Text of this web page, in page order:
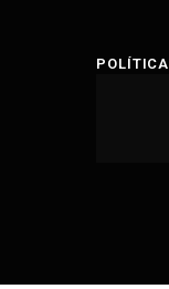
POLÍTICA